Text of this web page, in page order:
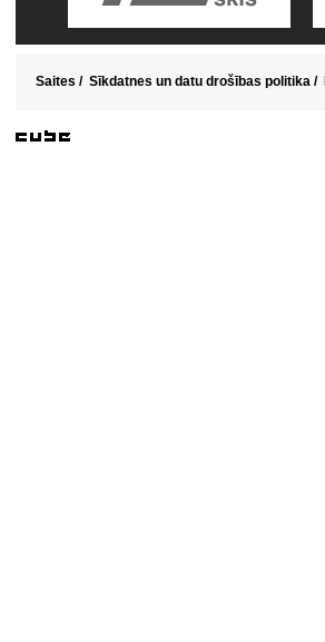
Saites / Sīkdatnes un datu drošības politika /